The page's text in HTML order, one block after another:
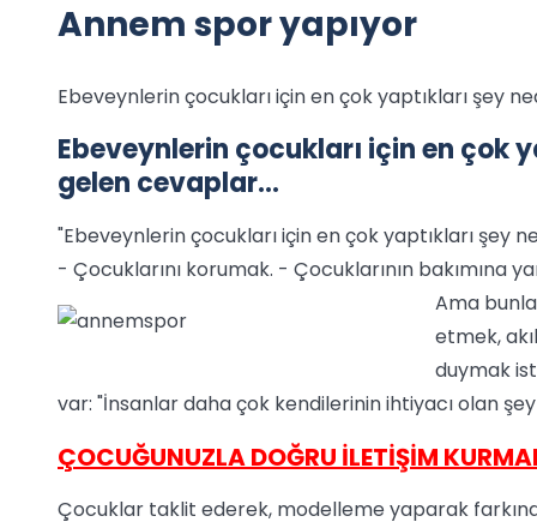
Annem spor yapıyor
Ebeveynlerin çocukları için en çok yaptıkları şey
Ebeveynlerin çocukları için en çok
gelen cevaplar…
"Ebeveynlerin çocukları için en çok yaptıkları şey
- Çocuklarını korumak. - Çocuklarının bakımına
Ama
etmek,
duymak
var: "İnsanlar daha çok kendilerinin ihtiyacı olan
ÇOCUĞUNUZLA DOĞRU İLETİŞİM
Çocuklar taklit ederek, modelleme yaparak